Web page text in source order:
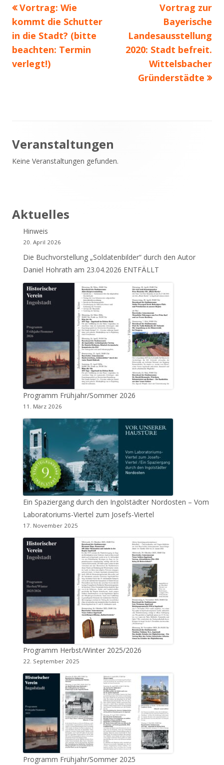
Beitragsnavigation
Vorheriger
Beitrag:
Vortrag: Wie
kommt die Schutter
in die Stadt? (bitte
beachten: Termin
verlegt!)
Nächster
Beitrag
Vortrag zur
Bayerische
Landesausstellung
2020: Stadt befreit.
Wittelsbacher
Gründerstädte
Haupt-
Seitenleiste
Veranstaltungen
Keine Veranstaltungen gefunden.
Aktuelles
Hinweis
20. April 2026
Die Buchvorstellung „Soldatenbilder“ durch den Autor
Daniel Hohrath am 23.04.2026 ENTFÄLLT
Programm Frühjahr/Sommer 2026
11. März 2026
Ein Spaziergang durch den Ingolstädter Nordosten – Vom
Laboratoriums-Viertel zum Josefs-Viertel
17. November 2025
Programm Herbst/Winter 2025/2026
22. September 2025
Programm Frühjahr/Sommer 2025